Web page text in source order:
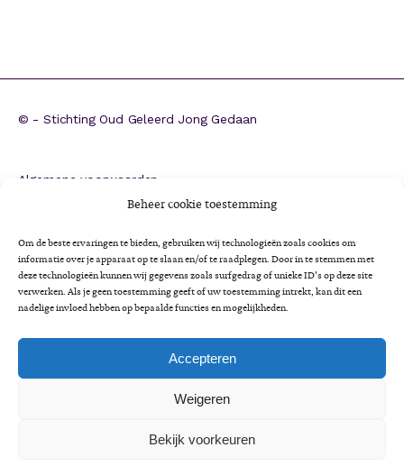
Beheer cookie toestemming
Om de beste ervaringen te bieden, gebruiken wij technologieën zoals cookies om
informatie over je apparaat op te slaan en/of te raadplegen. Door in te stemmen met
deze technologieën kunnen wij gegevens zoals surfgedrag of unieke ID's op deze site
verwerken. Als je geen toestemming geeft of uw toestemming intrekt, kan dit een
nadelige invloed hebben op bepaalde functies en mogelijkheden.
Accepteren
Weigeren
Bekijk voorkeuren
© - Stichting Oud Geleerd Jong Gedaan
Algemene voorwaarden
Colofon
Cookieverklaring
Impactrapportage 2025
Minimaregeling voor senioren
Vrijwilligersbeleid en gedragscode
LettertypeLettertype
ALettertype